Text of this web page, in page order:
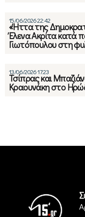
15/06/2026 22:42
«Ήττα της
Έλενα Ακρίτα κατά
Γιωτόπουλου στη
13/06/2026 17:23
Τσίπρας και
Κραουνάκη στο